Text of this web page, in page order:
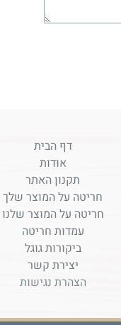
דף הבית
אודות
תקנון האתר
חריטה על המוצר שלך
חריטה על המוצר שלנו
עמדות חריטה
ביקורות גוגל
יצירת קשר
הצהרת נגישות